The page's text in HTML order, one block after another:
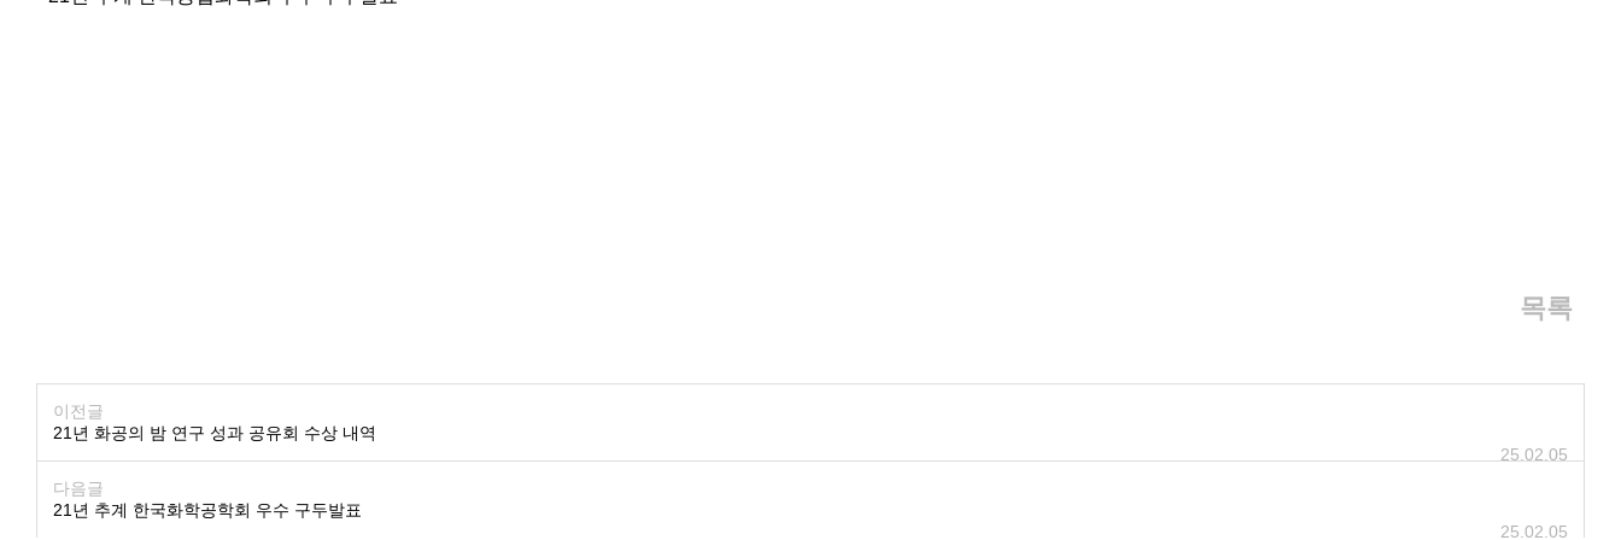
목록
이전글
21년 화공의 밤 연구 성과 공유회 수상 내역
25.02.05
다음글
21년 추계 한국화학공학회 우수 구두발표
25.02.05